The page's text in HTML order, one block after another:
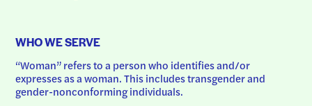
WHO WE SERVE
“Woman” refers to a person who identifies and/or
expresses as a woman. This includes transgender and
gender-nonconforming individuals.